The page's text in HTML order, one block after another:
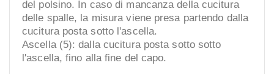
del polsino. In caso di mancanza della cucitura
delle spalle, la misura viene presa partendo dalla
cucitura posta sotto l'ascella.
Ascella (5): dalla cucitura posta sotto sotto
l'ascella, fino alla fine del capo.